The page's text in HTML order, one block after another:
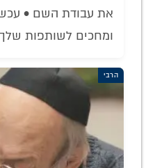
את עבודת השם •
ומחכים לשותפות
הרבי